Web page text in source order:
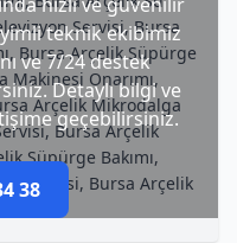
teknik ekibimiz
ve 7/24 destek
Detaylı bilgi ve
geçebilirsiniz.
38
Servisi, Bursa
Bursa Arçelik Süpürge
Onarımı,
Arçelik Mikrodalga
Bursa Arçelik
Süpürge Bakımı,
Bursa Arçelik